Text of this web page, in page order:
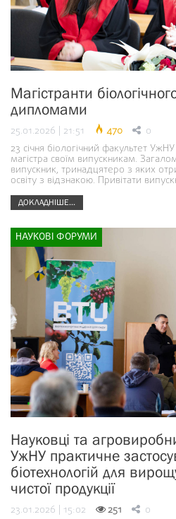
Магістранти
дипломами
25.01.2026 | 21:51 470 0
23 січня біологічний факультет
магістра своїм випускникам.
випускник, тринадцятеро з яких
освіту з відзнакою. Привітати
ДОКЛАДНІШЕ...
НАУКОВІ ФОРУМИ
Науковці та
УжНУ практичне
біотехнологій для
чистої продукції
23.01.2026 | 15:02 251 0